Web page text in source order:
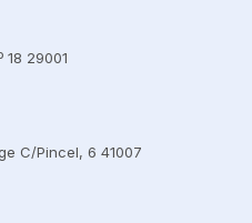
29001
C/Pincel, 6 41007